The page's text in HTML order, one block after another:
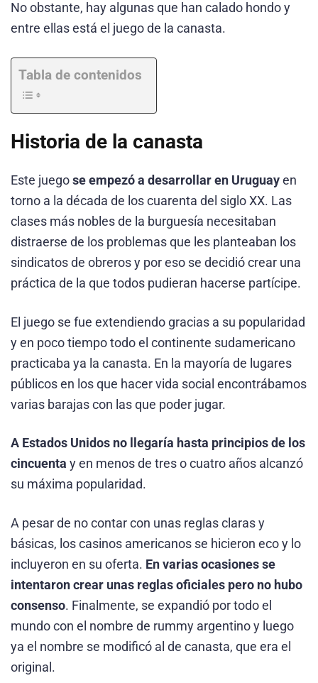
No obstante, hay algunas que han calado hondo y
entre ellas está el juego de la canasta.
Tabla de contenidos
Historia de la canasta
Este juego se empezó a desarrollar en Uruguay en
torno a la década de los cuarenta del siglo XX. Las
clases más nobles de la burguesía necesitaban
distraerse de los problemas que les planteaban los
sindicatos de obreros y por eso se decidió crear una
práctica de la que todos pudieran hacerse partícipe.
El juego se fue extendiendo gracias a su popularidad
y en poco tiempo todo el continente sudamericano
practicaba ya la canasta. En la mayoría de lugares
públicos en los que hacer vida social encontrábamos
varias barajas con las que poder jugar.
A Estados Unidos no llegaría hasta principios de los
cincuenta y en menos de tres o cuatro años alcanzó
su máxima popularidad.
A pesar de no contar con unas reglas claras y
básicas, los casinos americanos se hicieron eco y lo
incluyeron en su oferta. En varias ocasiones se
intentaron crear unas reglas oficiales pero no hubo
consenso. Finalmente, se expandió por todo el
mundo con el nombre de rummy argentino y luego
ya el nombre se modificó al de canasta, que era el
original.